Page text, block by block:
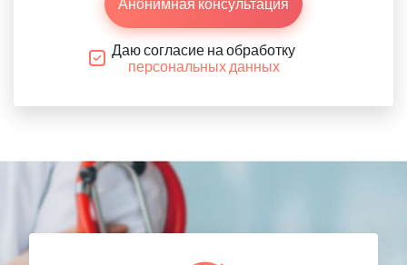
Даю согласие на обработку
персональных данных